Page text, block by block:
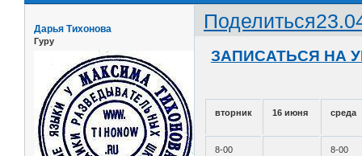
Поделиться
Дарья Тихонова
Гуру
ЗАПИСАТЬСЯ НА
вторник 16 июня среда
8-00 8-00